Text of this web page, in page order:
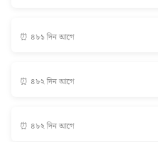
⏰ ৪৮১ দিন আগে
⏰ ৪৮২ দিন আগে
⏰ ৪৮২ দিন আগে